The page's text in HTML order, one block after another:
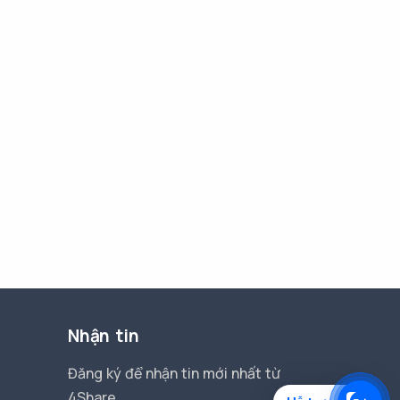
Nhận tin
Đăng ký để nhận tin mới nhất từ